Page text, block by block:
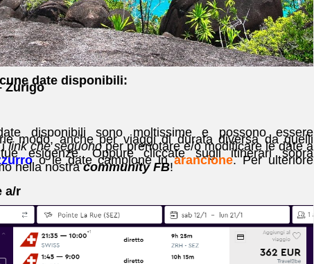
date disponibili:
Zurigo
disponibili sono moltissime e possono essere
modo, anche per viaggi di durata diversa da quelli
ilink che seguonoper prenotare e/o modificare le date a
esigenze. Oppure cliccate sugli itinerari sopra
o le date campione inarancione. Per ulteriore
nella nostracommunity FB!
a/r